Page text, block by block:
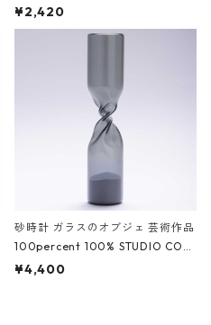
大きめ 撥水加工 収納ポーチ CRO
CODILE/Black クロコダイル/ブラ
¥2,420
砂時計 ガラスのオブジェ 芸術作品
100percent 100% STUDIO COH
AKU Timeless 100パーセント ス
¥4,400